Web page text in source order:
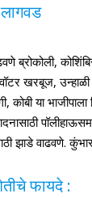
ब्रोकोली,
खरबूज,
कोबी या
झाडे वाढवणे.
फायदे :